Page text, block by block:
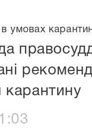
в умовах
карантину